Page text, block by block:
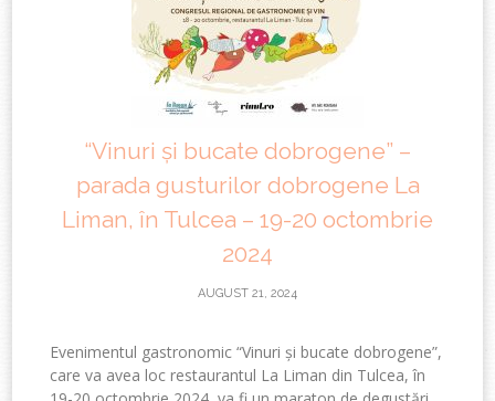
“Vinuri și bucate dobrogene” –
parada gusturilor dobrogene La
Liman, în Tulcea – 19-20 octombrie
2024
AUGUST 21, 2024
Evenimentul gastronomic “Vinuri și bucate dobrogene”,
care va avea loc restaurantul La Liman din Tulcea, în